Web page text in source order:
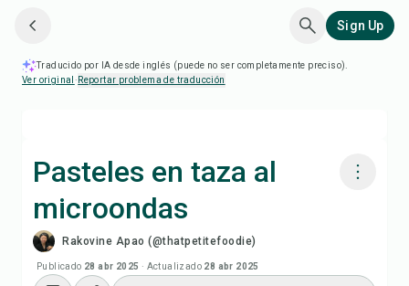
Sign Up
Traducido por IA desde inglés (puede no ser completamente preciso).
Ver original · Reportar problema de traducción
Pasteles en taza al
microondas
Rakovine Apao (@thatpetitefoodie)
Publicado 28 abr 2025 · Actualizado 28 abr 2025
Cocinar con Chefadora AI
Ver video de la receta